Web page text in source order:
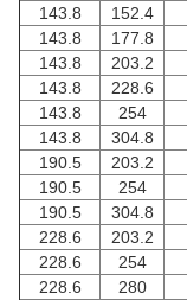
143.8 152.4
143.8
177.8
143.8
203.2
143.8
228.6
143.8
254
143.8
304.8
190.5
203.2
190.5
254
190.5
304.8
228.6
203.2
228.6
254
228.6
280